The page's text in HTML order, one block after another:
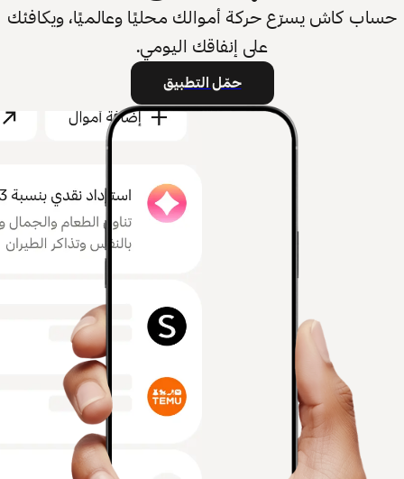
حساب كاش يسرّع حركة أموالك محليًا وعالميًا، ويكافئك
على إنفاقك اليومي.
حمّل التطبيق